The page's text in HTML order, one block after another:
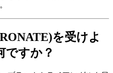
を受けよ
ですか？